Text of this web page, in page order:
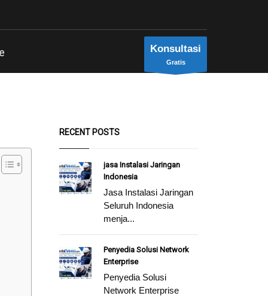
Konsultasi
Gratis
RECENT POSTS
jasa Instalasi Jaringan
Indonesia
Jasa Instalasi Jaringan
Seluruh Indonesia
menja...
Penyedia Solusi Network
Enterprise
Penyedia Solusi
Network Enterprise